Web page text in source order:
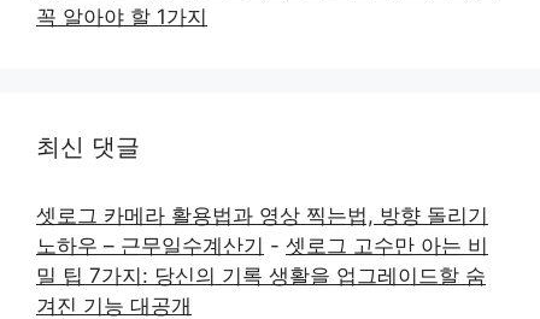
꼭 알아야 할 1가지
최신 댓글
셋로그 카메라 활용법과 영상 찍는법, 방향 돌리기
노하우 – 근무일수계산기 - 셋로그 고수만 아는 비
밀 팁 7가지: 당신의 기록 생활을 업그레이드할 숨
겨진 기능 대공개